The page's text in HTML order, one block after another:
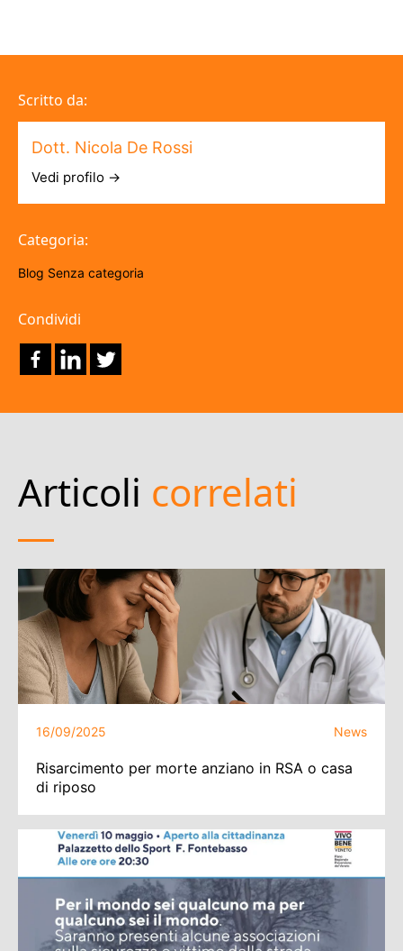
Scritto da:
Dott. Nicola De Rossi
Vedi profilo →
Categoria:
Blog Senza categoria
Condividi
Articoli correlati
16/09/2025 News
Risarcimento per morte anziano in RSA o casa
di riposo